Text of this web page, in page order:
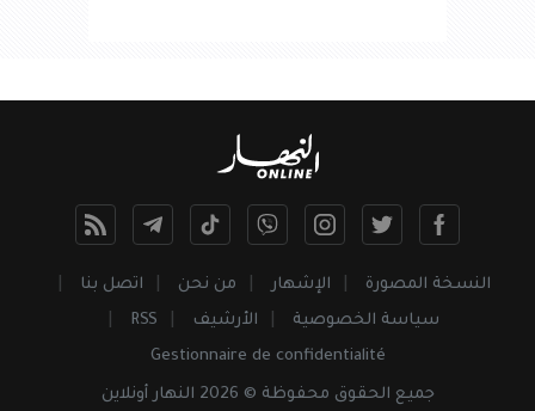
النسخة المصورة الإشهار من نحن
اتصل بنا
سياسة الخصوصية
الأرشيف
RSS
Gestionnaire de confidentialité
جميع الحقوق محفوظة © 2026 النهار أونلاين